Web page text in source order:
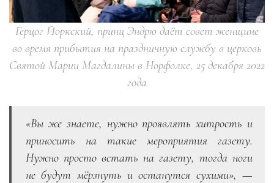
Герцог Йоркский, принц Эндрю даёт совет женщине
во время прибытия на праздничную службу в церковь
Святой Марии Магдалины в Норфолке, 25 декабря 2022
года
«Вы же знаете, нужно проявлять хитрость и
приносить на такие мероприятия газету.
Нужно просто встать на газету, тогда ноги
не будут мёрзнуть и останутся сухими», —